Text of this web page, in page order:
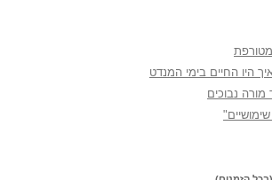
היו החיים בימי המנדט
מורה נבוכים